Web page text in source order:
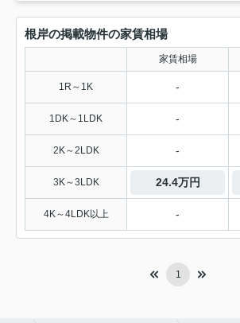
根岸の掲載物件の家賃相場
家賃相場
1R～1K -
1DK～1LDK -
2K～2LDK -
3K～3LDK 24.4万円
4K～4LDK以上 -
1